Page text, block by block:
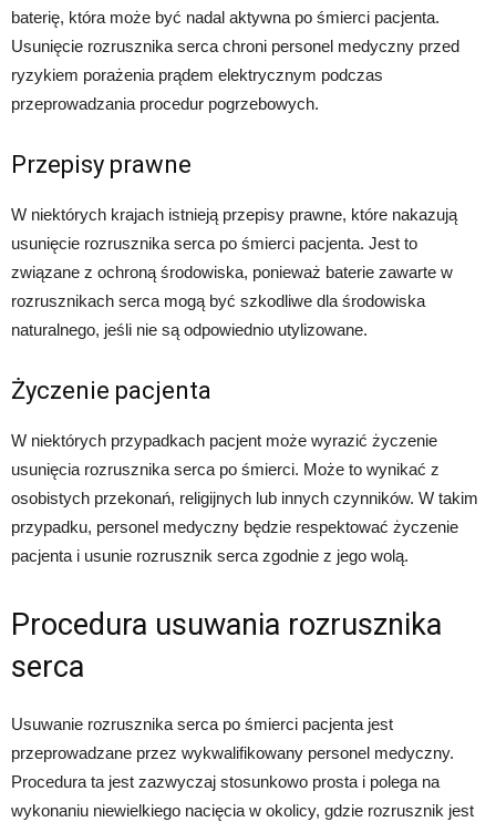
baterię, która może być nadal aktywna po śmierci pacjenta.
Usunięcie rozrusznika serca chroni personel medyczny przed
ryzykiem porażenia prądem elektrycznym podczas
przeprowadzania procedur pogrzebowych.
Przepisy prawne
W niektórych krajach istnieją przepisy prawne, które nakazują
usunięcie rozrusznika serca po śmierci pacjenta. Jest to
związane z ochroną środowiska, ponieważ baterie zawarte w
rozrusznikach serca mogą być szkodliwe dla środowiska
naturalnego, jeśli nie są odpowiednio utylizowane.
Życzenie pacjenta
W niektórych przypadkach pacjent może wyrazić życzenie
usunięcia rozrusznika serca po śmierci. Może to wynikać z
osobistych przekonań, religijnych lub innych czynników. W takim
przypadku, personel medyczny będzie respektować życzenie
pacjenta i usunie rozrusznik serca zgodnie z jego wolą.
Procedura usuwania rozrusznika
serca
Usuwanie rozrusznika serca po śmierci pacjenta jest
przeprowadzane przez wykwalifikowany personel medyczny.
Procedura ta jest zazwyczaj stosunkowo prosta i polega na
wykonaniu niewielkiego nacięcia w okolicy, gdzie rozrusznik jest